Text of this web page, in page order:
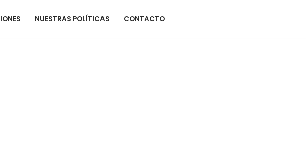
NUESTRAS POLÍTICAS CONTACTO